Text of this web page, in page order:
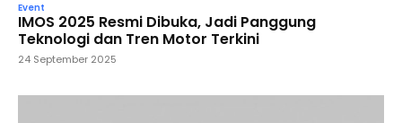
Event
IMOS 2025 Resmi Dibuka, Jadi Panggung
Teknologi dan Tren Motor Terkini
24 September 2025